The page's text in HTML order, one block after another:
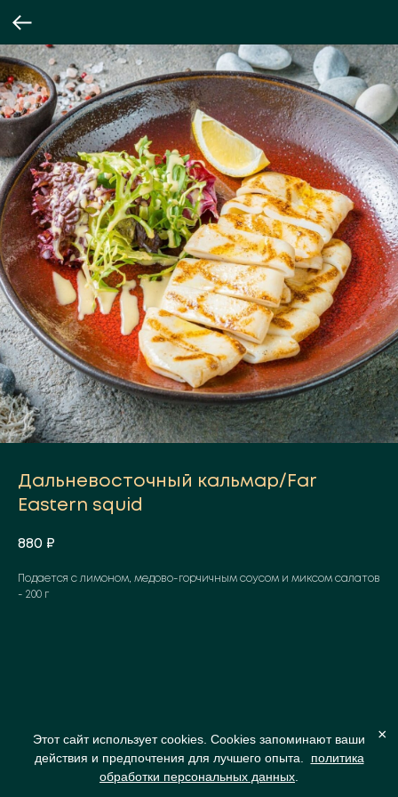
Дальневосточный кальмар/Far
Eastern squid
880 ₽
Подается с лимоном, медово-горчичным соусом и миксом салатов
- 200 г
×
Этот сайт использует cookies. Cookies запоминают ваши
действия и предпочтения для лучшего опыта.
политика
обработки персональных данных